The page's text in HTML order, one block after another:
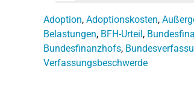
Adoption, Adoptionskosten,
Belastungen, BFH-Urteil,
Bundesfinanzhofs,
Verfassungsbeschwerde